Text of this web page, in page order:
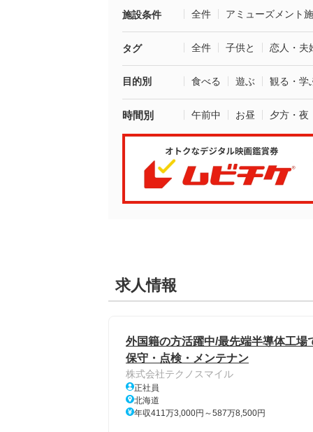
施設条件 全件 アミューズメント
タグ 全件 子供と 恋人・夫
目的別 食べる 遊ぶ 観る・学
時間別 午前中 お昼 夕方・夜
求人情報
外国籍の方活躍中/最先端半導体工
保守・点検・メンテナン
株式会社テクノスマイル
正社員
北海道
年収411万3,000円～587万8,500円